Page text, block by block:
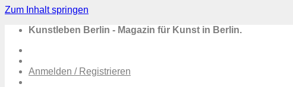
Zum Inhalt springen
Kunstleben Berlin - Magazin für Kunst in Berlin.
Anmelden / Registrieren